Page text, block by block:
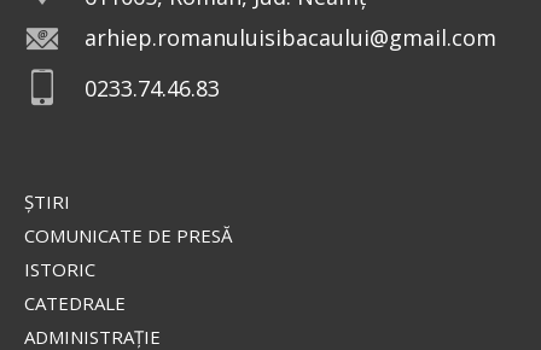
arhiep.romanuluisibacaului@gmail.com
0233.74.46.83
ŞTIRI
COMUNICATE DE PRESĂ
ISTORIC
CATEDRALE
ADMINISTRAŢIE